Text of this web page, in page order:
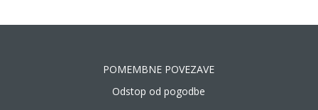
POMEMBNE POVEZAVE
Odstop od pogodbe